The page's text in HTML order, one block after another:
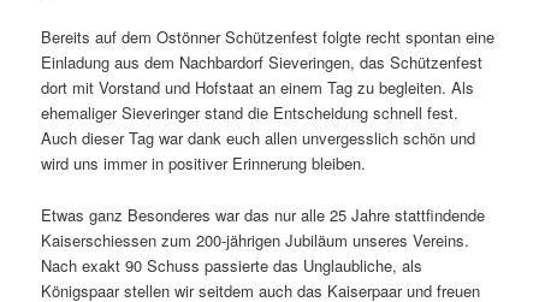
Bereits auf dem Ostönner Schützenfest folgte recht spontan eine
Einladung aus dem Nachbardorf Sieveringen, das Schützenfest
dort mit Vorstand und Hofstaat an einem Tag zu begleiten. Als
ehemaliger Sieveringer stand die Entscheidung schnell fest.
Auch dieser Tag war dank euch allen unvergesslich schön und
wird uns immer in positiver Erinnerung bleiben.
Etwas ganz Besonderes war das nur alle 25 Jahre stattfindende
Kaiserschiessen zum 200-jährigen Jubiläum unseres Vereins.
Nach exakt 90 Schuss passierte das Unglaubliche, als
Königspaar stellen wir seitdem auch das Kaiserpaar und freuen